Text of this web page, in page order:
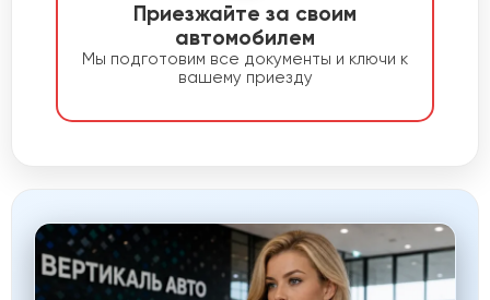
Приезжайте за своим
автомобилем
Мы подготовим все документы и ключи к
вашему приезду